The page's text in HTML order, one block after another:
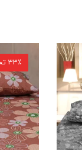
33٪ تخفیف